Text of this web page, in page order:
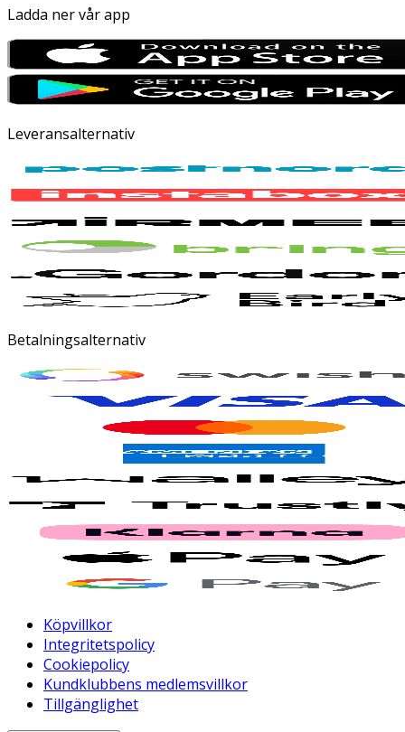
Ladda ner vår app
Leveransalternativ
Betalningsalternativ
Köpvillkor
Integritetspolicy
Cookiepolicy
Kundklubbens medlemsvillkor
Tillgänglighet